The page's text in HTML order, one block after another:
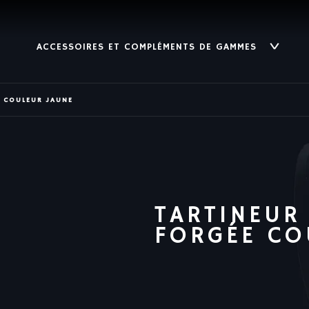
ACCESSOIRES ET COMPLÉMENTS DE GAMMES
JAUNE
FORGÉE